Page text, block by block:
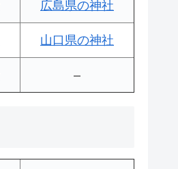
広島県の神社
山口県の神社
–